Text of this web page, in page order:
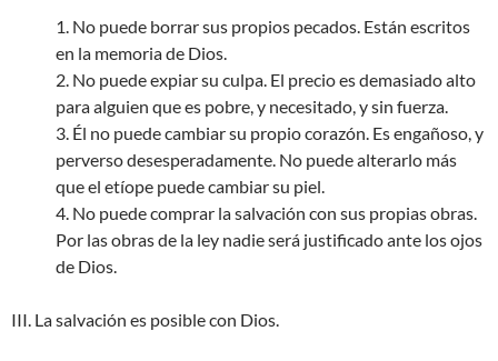
1. No puede borrar sus propios pecados. Están escritos
en la memoria de Dios.
2. No puede expiar su culpa. El precio es demasiado alto
para alguien que es pobre, y necesitado, y sin fuerza.
3. Él no puede cambiar su propio corazón. Es engañoso, y
perverso desesperadamente. No puede alterarlo más
que el etíope puede cambiar su piel.
4. No puede comprar la salvación con sus propias obras.
Por las obras de la ley nadie será justificado ante los ojos
de Dios.
III. La salvación es posible con Dios.